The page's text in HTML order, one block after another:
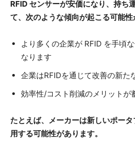
RFID センサーが安価になり、持ち
て、次のような傾向が起こる可能性
より多くの企業が RFID を手頃
なります
企業はRFIDを通じて改善の新た
効率性/コスト削減のメリットが
たとえば、メーカーは新しいポー
用する可能性があります。